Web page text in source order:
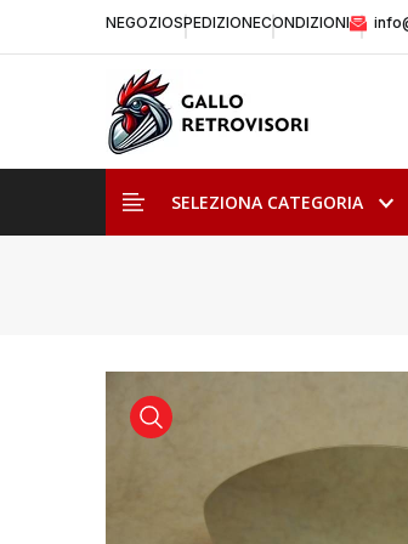
NEGOZIOSPEDIZIONECONDIZIONI
SELEZIONA CATEGORIA
visualizza prodotto